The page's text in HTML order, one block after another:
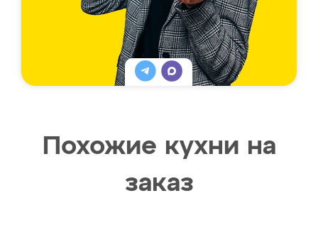
Похожие кухни на
заказ